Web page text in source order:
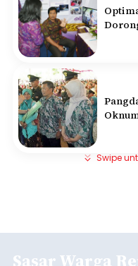
Swipe
Sasar Warga